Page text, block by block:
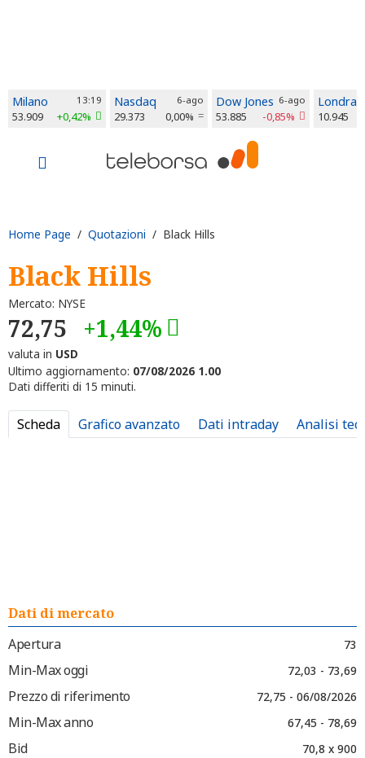
Milano 13:19
53.909 +0,42%
Nasdaq 6-ago
29.373 0,00%
Dow Jones 6-ago
53.885 -0,85%
Londra
10.945
Home Page / Quotazioni / Black Hills
Black Hills
Mercato: NYSE
72,75 +1,44%
valuta in USD
Ultimo aggiornamento: 07/08/2026 1.00
Dati differiti di 15 minuti.
Scheda Grafico avanzato Dati intraday Analisi
Dati di mercato
Apertura
73
Min-Max oggi 72,03 - 73,69
Prezzo di riferimento 72,75 - 06/08/2026
Min-Max anno 67,45 - 78,69
Bid 70,8 x 900